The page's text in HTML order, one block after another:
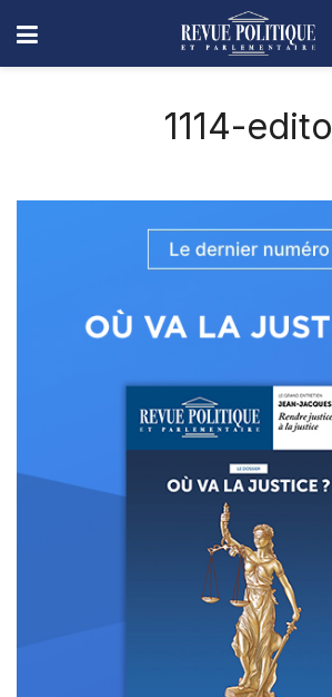
1114-edito